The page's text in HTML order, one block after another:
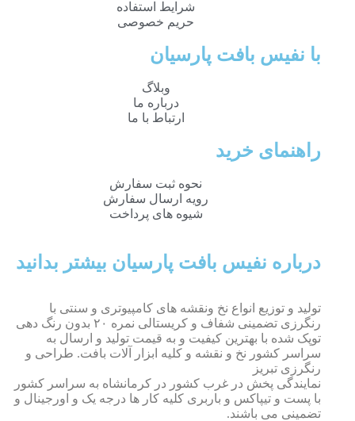
شرایط استفاده
حریم خصوصی
با نفیس بافت پارسیان
وبلاگ
درباره ما
ارتباط با ما
راهنمای خرید
نحوه ثبت سفارش
رویه ارسال سفارش
شیوه های پرداخت
درباره نفیس بافت پارسیان بیشتر بدانید
تولید و توزیع انواع نخ ونقشه های کامپیوتری و سنتی با
رنگرزی تضمینی شفاف و کریستالی نمره ۲۰ بدون رنگ دهی
توپک شده با بهترین کیفیت و به قیمت تولید و ارسال به
سراسر کشور نخ و نقشه و کلیه ابزار آلات بافت. طراحی و
رنگرزی تبریز
نمایندگی پخش در غرب کشور در کرمانشاه به سراسر کشور
با پست و تیپاکس و باربری کلیه کار ها درجه یک و اورجینال و
تضمینی می باشند.